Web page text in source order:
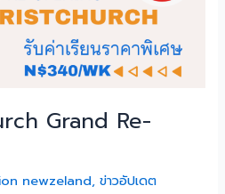
Grand Re-
newzeland,ข่าวอัปเดต